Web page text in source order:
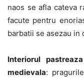
naos se afla cateva
facute pentru
barbatii se asezau in
Interiorul
medievala: